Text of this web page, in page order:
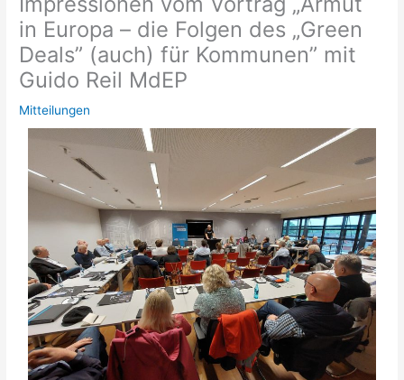
in Europa – die Folgen des „Green
Deals” (auch) für Kommunen” mit
Guido Reil MdEP
Mitteilungen